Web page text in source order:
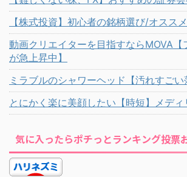
【株式投資】初心者の銘柄選び/オススメ
動画クリエイターを目指すならMOVA【
が急上昇中】
ミラブルのシャワーヘッド【汚れすごい
とにかく楽に美顔したい【時短】メディ
気に入ったらポチっとランキング投票